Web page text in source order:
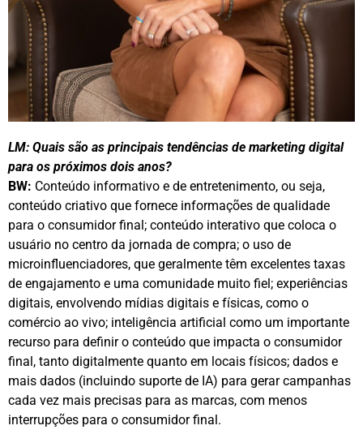
LM: Quais são as principais tendências de marketing digital
para os próximos dois anos?
BW: Conteúdo informativo e de entretenimento, ou seja,
conteúdo criativo que fornece informações de qualidade
para o consumidor final; conteúdo interativo que coloca o
usuário no centro da jornada de compra; o uso de
microinfluenciadores, que geralmente têm excelentes taxas
de engajamento e uma comunidade muito fiel; experiências
digitais, envolvendo mídias digitais e físicas, como o
comércio ao vivo; inteligência artificial como um importante
recurso para definir o conteúdo que impacta o consumidor
final, tanto digitalmente quanto em locais físicos; dados e
mais dados (incluindo suporte de IA) para gerar campanhas
cada vez mais precisas para as marcas, com menos
interrupções para o consumidor final.